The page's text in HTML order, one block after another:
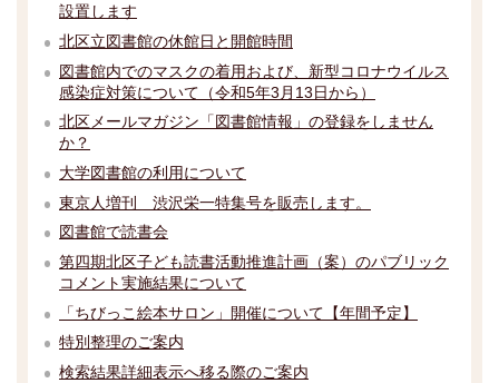
設置します
北区立図書館の休館日と開館時間
図書館内でのマスクの着用および、新型コロナウイルス
感染症対策について（令和5年3月13日から）
北区メールマガジン「図書館情報」の登録をしません
か？
大学図書館の利用について
東京人増刊 渋沢栄一特集号を販売します。
図書館で読書会
第四期北区子ども読書活動推進計画（案）のパブリック
コメント実施結果について
「ちびっこ絵本サロン」開催について【年間予定】
特別整理のご案内
検索結果詳細表示へ移る際のご案内